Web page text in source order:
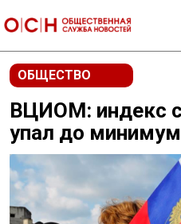
ОБЩЕСТВО
ВЦИОМ: индекс
упал до